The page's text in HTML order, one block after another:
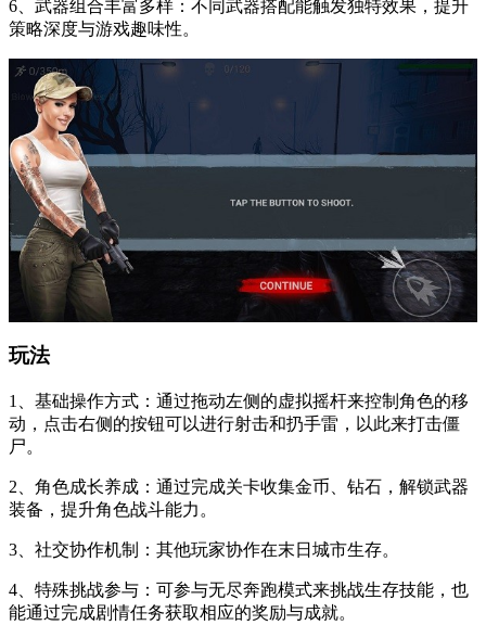
6、武器组合丰富多样：不同武器搭配能触发独特效果，提升
策略深度与游戏趣味性。
玩法
1、基础操作方式：通过拖动左侧的虚拟摇杆来控制角色的移
动，点击右侧的按钮可以进行射击和扔手雷，以此来打击僵
尸。
2、角色成长养成：通过完成关卡收集金币、钻石，解锁武器
装备，提升角色战斗能力。
3、社交协作机制：其他玩家协作在末日城市生存。
4、特殊挑战参与：可参与无尽奔跑模式来挑战生存技能，也
能通过完成剧情任务获取相应的奖励与成就。